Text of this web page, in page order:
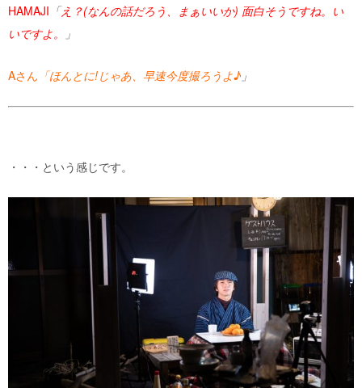
HAMAJI 「え？(なんの話だろう、まぁいいか) 面白そうですね。い
いですよ。
」
Aさん 「ほんとに!じゃあ、早速今度撮ろうよ♪ 」
・・・という感じです。